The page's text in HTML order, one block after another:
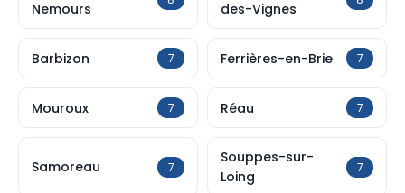
Nemours
des-Vignes
Barbizon 7 Ferrières-en-Brie 7
Mouroux 7 Réau 7
Samoreau 7
Souppes-sur-
Loing
7